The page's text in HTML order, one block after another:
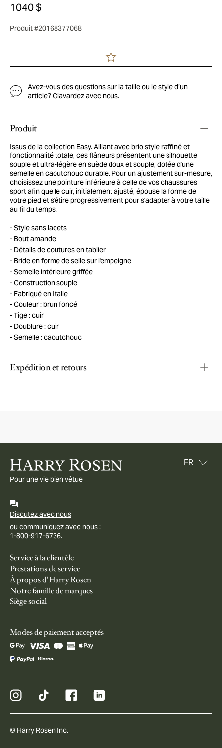
1040 $
Produit #20168377068
Avez-vous des questions sur la taille ou le style d’un
article?Clavardez avec nous.
Produit
Issus de la collection Easy. Alliant avec brio style raffiné et
fonctionnalité totale, ces flâneurs présentent une silhouette
souple et ultra-légère en suède doux et souple, dotée d'une
semelle en caoutchouc durable. Pour un ajustement sur-mesure,
choisissez une pointure inférieure à celle de vos chaussures
sport afin que le cuir, initialement ajusté, épouse la forme de
votre pied et s'étire progressivement pour s'adapter à votre taille
au fil du temps.
Style sans lacets
Bout amande
Détails de coutures en tablier
Bride en forme de selle sur l'empeigne
Semelle intérieure griffée
Construction souple
Fabriqué en Italie
Couleur : brun foncé
Tige : cuir
Doublure : cuir
Semelle : caoutchouc
Expédition et retours
Pour une vie bien vêtue
Discutez avec nous
ou communiquez avec nous :
1-800-917-6736.
Service à la clientèle
Prestations de service
À propos d'Harry Rosen
Notre famille de marques
Siège social
Modes de paiement acceptés
© Harry Rosen Inc.